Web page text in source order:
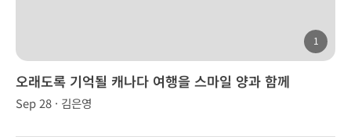
1
오래도록 기억될 캐나다 여행을 스마일 양과 함께
Sep 28 · 김은영